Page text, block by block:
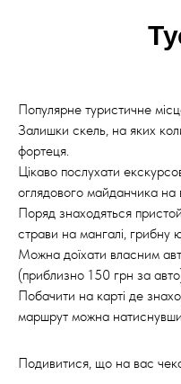
Популярне туристичне
Залишки скель, на яких
фортеця.
Цікаво послухати
оглядового майданчика на
Поряд знаходяться
страви на мангалі, грибну
Можна доїхати власним
(приблизно 150 грн за
Побачити на карті де
маршрут можна натиснувши
Подивитися, що на вас